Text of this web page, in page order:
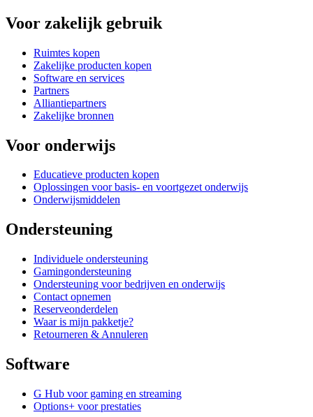
Voor zakelijk gebruik
Ruimtes kopen
Zakelijke producten kopen
Software en services
Partners
Alliantiepartners
Zakelijke bronnen
Voor onderwijs
Educatieve producten kopen
Oplossingen voor basis- en voortgezet onderwijs
Onderwijsmiddelen
Ondersteuning
Individuele ondersteuning
Gamingondersteuning
Ondersteuning voor bedrijven en onderwijs
Contact opnemen
Reserveonderdelen
Waar is mijn pakketje?
Retourneren & Annuleren
Software
G Hub voor gaming en streaming
Options+ voor prestaties